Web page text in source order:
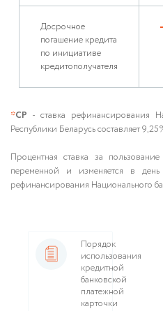
Досрочное
погашение кредита
по инициативе
кредитополучателя
*СР - ставка рефинансирования
Республики Беларусь составляет
Процентная ставка за
переменной и изменяется в день
рефинансирования Национального
Порядок
использования
кредитной
банковской
платежной
карточки